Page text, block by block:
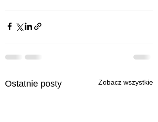
Ostatnie posty Zobacz wszystkie